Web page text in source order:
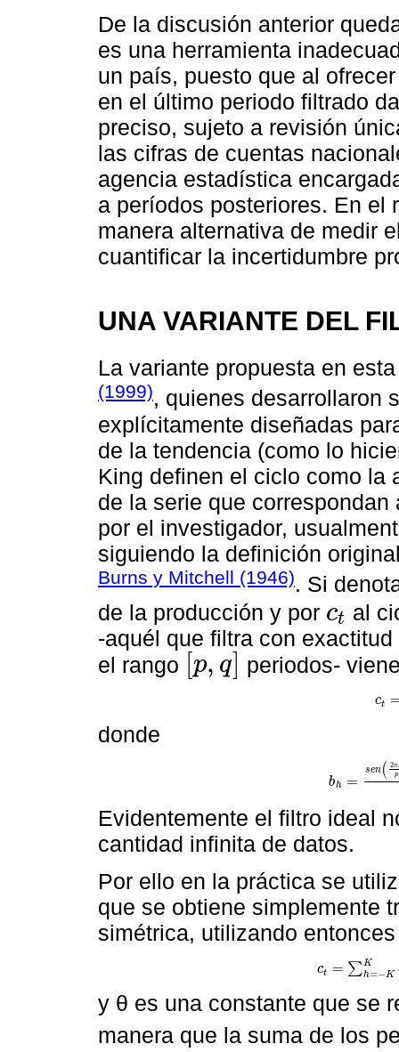
De la discusión anterior
es una herramienta
un país, puesto que al
en el último periodo filtrado
preciso, sujeto a revisión
las cifras de cuentas
agencia estadística
a períodos posteriores. En el
manera alternativa de medir
cuantificar la incertidumbre
UNA VARIANTE DEL
La variante propuesta en
(1999), quienes desarrollaron
explícitamente diseñadas
de la tendencia (como lo
King definen el ciclo como la
de la serie que
por el investigador,
siguiendo la definición
Burns y Mitchell (1946). Si
de la producción y por ct
ct
al
-aquél que filtra con
el rango [p, q]
,q periodos-
ct
ct=
donde
bh =
sen( 2π
p
bh =se n2πh
Evidentemente el filtro ideal
cantidad infinita de datos.
Por ello en la práctica se
que se obtiene simplemente
simétrica, utilizando
ct = ∑K
h=−K
ct=∑h = -KKb h*
y θ es una constante que se
manera que la suma de los